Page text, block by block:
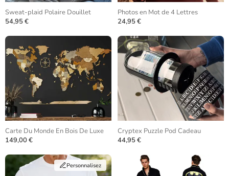
Sweat-plaid Polaire Douillet
54,95 €
Photos en Mot de 4 Lettres
24,95 €
Carte Du Monde En Bois De Luxe
149,00 €
Cryptex Puzzle Pod Cadeau
44,95 €
Personnalisez